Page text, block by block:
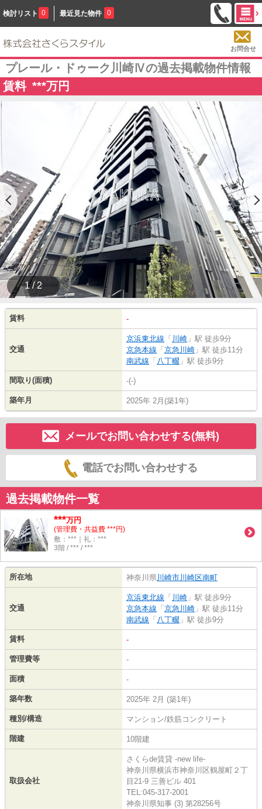
検討リスト 0 最近見た物件 0
お問合せ
プレール・ドゥーク川崎Ⅳの過去掲載物件情報
賃料 ***万円
1 / 2
賃料 -
交通
京浜東北線 「 川崎 」駅 徒歩9分
京急本線 「 京急川崎 」駅 徒歩11分
南武線 「 八丁畷 」駅 徒歩9分
間取り(面積) -(-)
築年月 2025年 2月(築1年)
メールでお問い合わせする(無料)
電話でお問い合わせする
過去掲載物件一覧
***万円
(管理費・共益費 ***円)
敷：***｜礼：***
3階 / *** / ***
所在地 神奈川県川崎市川崎区南町
交通
京浜東北線 「 川崎 」駅 徒歩9分
京急本線 「 京急川崎 」駅 徒歩11分
南武線 「 八丁畷 」駅 徒歩9分
賃料 -
管理費等 -
面積 -
築年数 2025年 2月 (築1年)
種別/構造 マンション/鉄筋コンクリート
階建 10階建
取扱会社
さくらde賃貸 -new life-
神奈川県横浜市神奈川区鶴屋町２丁
目21-9 三善ビル 401
TEL:045-317-2001
神奈川県知事 (3) 第28256号